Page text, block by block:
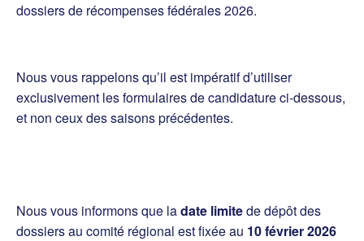
dossiers de récompenses fédérales 2026.
Nous vous rappelons qu’il est impératif d’utiliser
exclusivement les formulaires de candidature ci-dessous,
et non ceux des saisons précédentes.
Nous vous informons que ladate limitede dépôt des
dossiers au comité régional est fixée au 10 février 2026